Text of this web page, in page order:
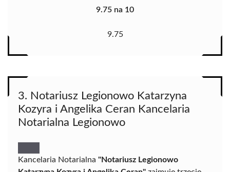
9.75 na 10
9.75
3. Notariusz Legionowo Katarzyna
Kozyra i Angelika Ceran Kancelaria
Notarialna Legionowo
Kancelaria Notarialna "Notariusz Legionowo